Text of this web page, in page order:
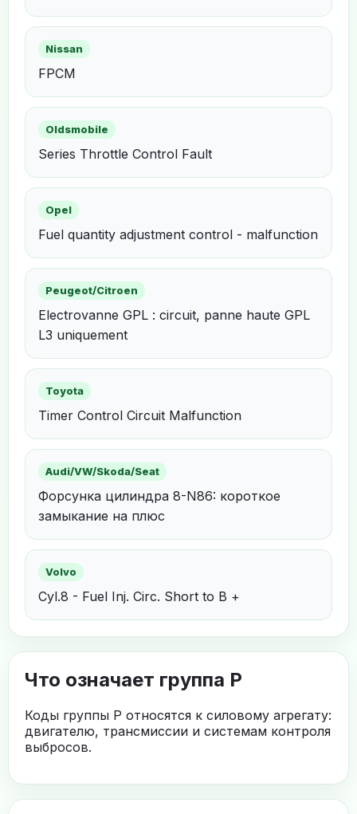
Nissan
FPCM
Oldsmobile
Series Throttle Control Fault
Opel
Fuel quantity adjustment control - malfunction
Peugeot/Citroen
Electrovanne GPL : circuit, panne haute GPL
L3 uniquement
Toyota
Timer Control Circuit Malfunction
Audi/VW/Skoda/Seat
Форсунка цилиндра 8-N86: короткое
замыкание на плюс
Volvo
Cyl.8 - Fuel Inj. Circ. Short to B +
Что означает группа P
Коды группы P относятся к силовому агрегату:
двигателю, трансмиссии и системам контроля
выбросов.